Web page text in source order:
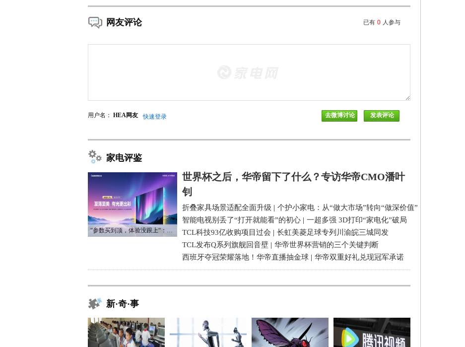
已有 0 人参与
网友评论
用户名： HEA网友 快速登录
家电评鉴
“参数买到顶，体验没跟上“：长虹追光Q70S给高端电视打了个样
世界杯之后，华帝留下了什么？专访华帝CMO潘叶
钊
折叠家具场景适配全面升级 | 个护小家电：从“做大市场”转向“做深价值”
智能电视别丢了“打开就能看”的初心 | 一超多强 3D打印“家电化”破局
TCL科技93亿收购项目过会 | 长虹美菱足球专列川渝皖三城同发
TCL发布Q系列旗舰回音壁 | 华帝世界杯营销的三个关键判断
西班牙夺冠荣耀落地！华帝直播抽金球 | 华帝双重好礼兑现冠军承诺
新·奇·事